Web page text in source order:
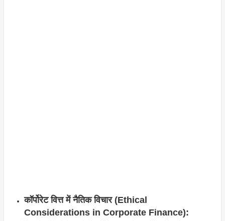
कॉर्पोरेट वित्त में नैतिक विचार (Ethical
Considerations in Corporate Finance):